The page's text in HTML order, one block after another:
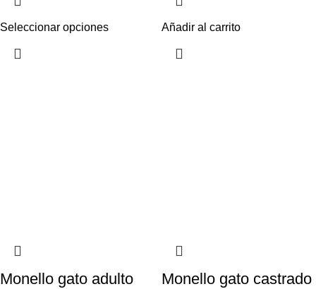
Seleccionar opciones Añadir al carrito
Monello gato adulto Monello gato castrado